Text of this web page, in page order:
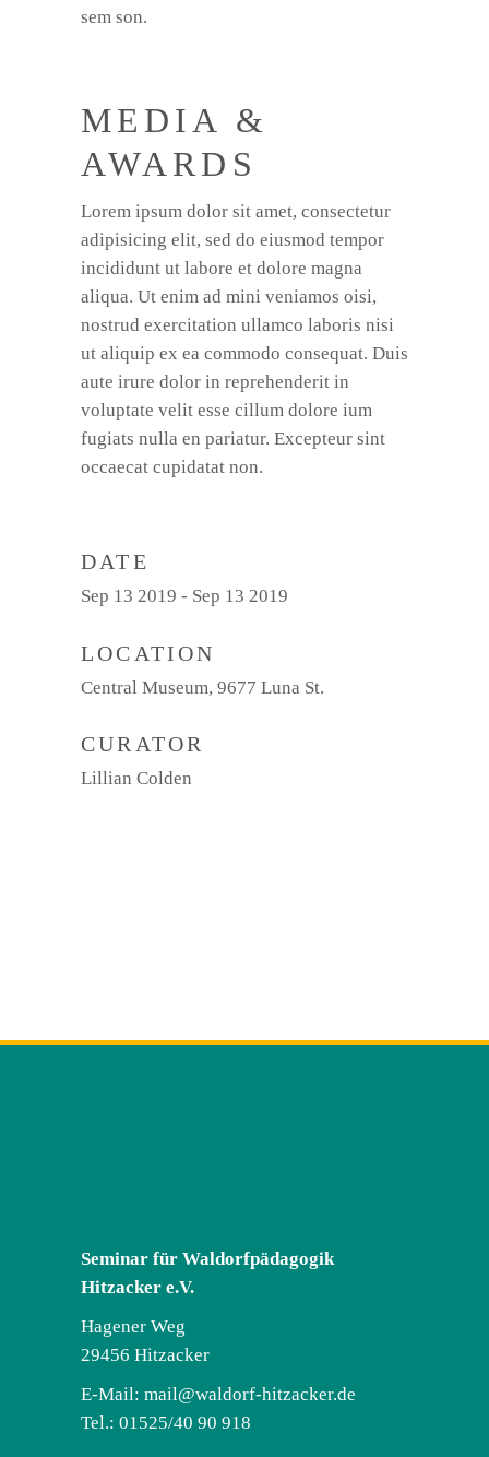
sem son.
MEDIA &
AWARDS
Lorem ipsum dolor sit amet, consectetur
adipisicing elit, sed do eiusmod tempor
incididunt ut labore et dolore magna
aliqua. Ut enim ad mini veniamos oisi,
nostrud exercitation ullamco laboris nisi
ut aliquip ex ea commodo consequat. Duis
aute irure dolor in reprehenderit in
voluptate velit esse cillum dolore ium
fugiats nulla en pariatur. Excepteur sint
occaecat cupidatat non.
DATE
Sep 13 2019 - Sep 13 2019
LOCATION
Central Museum, 9677 Luna St.
CURATOR
Lillian Colden
Seminar für Waldorfpädagogik
Hitzacker e.V.
Hagener Weg
29456 Hitzacker
E-Mail: mail@waldorf-hitzacker.de
Tel.: 01525/40 90 918